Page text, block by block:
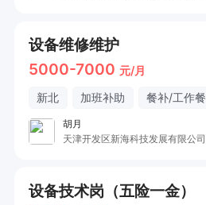
设备维修维护
5000-7000 元/月
新北 加班补助 餐补/工作餐
胡月
天津开发区新海科技发展有限公司
设备技术岗（五险一金）